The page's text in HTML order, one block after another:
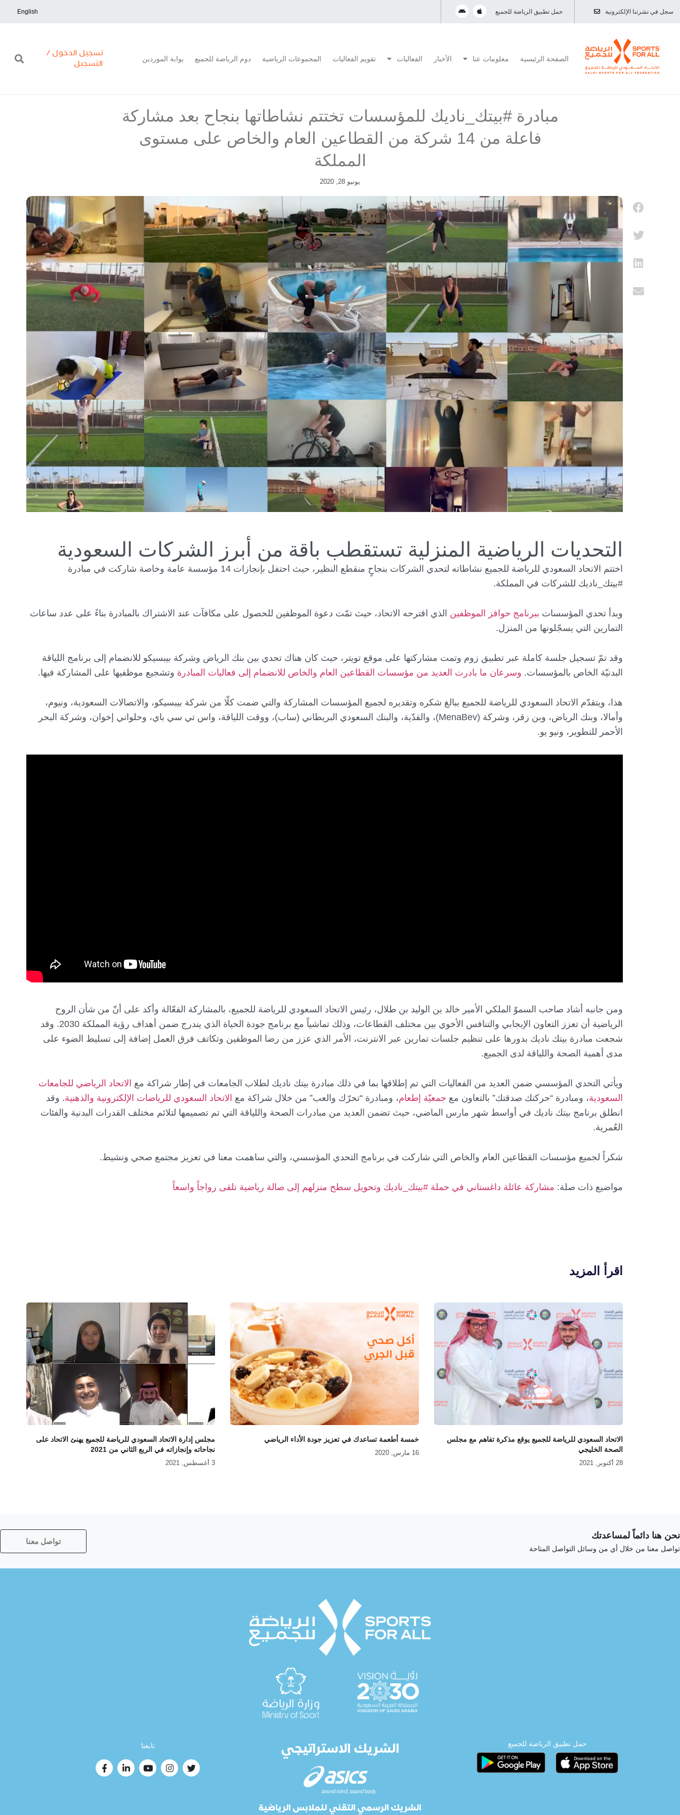
سجل في نشرتنا الإلكترونية حمل تطبيق الرياضة للجميع English
الصفحة الرئيسية معلومات عنا الأخبار الفعاليات تقويم الفعاليات المجموعات الرياضية دوم الرياضة للجميع بوابة الموردين
تسجيل الدخول /
التسجيل
مبادرة #بيتك_ناديك للمؤسسات تختتم نشاطاتها بنجاح بعد مشاركة
فاعلة من 14 شركة من القطاعين العام والخاص على مستوى
المملكة
يونيو 28, 2020
التحديات الرياضية المنزلية تستقطب باقة من أبرز الشركات السعودية
اختتم الاتحاد السعودي للرياضة للجميع نشاطاته لتحدي الشركات بنجاحٍ منقطع النظير، حيث احتفل بإنجازات 14 مؤسسة عامة وخاصة شاركت في مبادرة
#بيتك_ناديك للشركات في المملكة.
وبدأ تحدي المؤسسات ببرنامج حوافز الموظفين الذي اقترحه الاتحاد، حيث تمّت دعوة الموظفين للحصول على مكافآت عند الاشتراك بالمبادرة بناءً على عدد ساعات
التمارين التي يسجّلونها من المنزل.
وقد تمّ تسجيل جلسة كاملة عبر تطبيق زوم وتمت مشاركتها على موقع تويتر، حيث كان هناك تحدي بين بنك الرياض وشركة بيبسيكو للانضمام إلى برنامج اللياقة
البدنيّة الخاص بالمؤسسات. وسرعان ما بادرت العديد من مؤسسات القطاعين العام والخاص للانضمام إلى فعاليات المبادرة وتشجيع موظفيها على المشاركة فيها.
هذا، ويتقدّم الاتحاد السعودي للرياضة للجميع ببالغ شكره وتقديره لجميع المؤسسات المشاركة والتي ضمت كلّا من شركة بيبسيكو، والاتصالات السعودية، ونيوم،
وأمالا، وبنك الرياض، وبن زقر، وشركة (MenaBev)، والقدّية، والبنك السعودي البريطاني (ساب)، ووقت اللياقة، واس تي سي باي، وحلواني إخوان، وشركة البحر
الأحمر للتطوير، ونيو يو.
ومن جانبه أشاد صاحب السموّ الملكي الأمير خالد بن الوليد بن طلال، رئيس الاتحاد السعودي للرياضة للجميع، بالمشاركة الفعّالة وأكد على أنّ من شأن الروح
الرياضية أن تعزز التعاون الإيجابي والتنافس الأخوي بين مختلف القطاعات، وذلك تماشياً مع برنامج جودة الحياة الذي يندرج ضمن أهداف رؤية المملكة 2030. وقد
شجعت مبادرة بيتك ناديك بدورها على تنظيم جلسات تمارين عبر الانترنت، الأمر الذي عزز من رضا الموظفين وتكاتف فرق العمل إضافة إلى تسليط الضوء على
مدى أهمية الصحة واللياقة لدى الجميع.
ويأتي التحدي المؤسسي ضمن العديد من الفعاليات التي تم إطلاقها بما في ذلك مبادرة بيتك ناديك لطلاب الجامعات في إطار شراكة مع الاتحاد الرياضي للجامعات
السعودية، ومبادرة “حركتك صدقتك” بالتعاون مع جمعيّة إطعام، ومبادرة “تحرّك والعب” من خلال شراكة مع الاتحاد السعودي للرياضات الإلكترونية والذهنية. وقد
انطلق برنامج بيتك ناديك في أواسط شهر مارس الماضي، حيث تضمن العديد من مبادرات الصحة واللياقة التي تم تصميمها لتلائم مختلف القدرات البدنية والفئات
العُمرية.
شكراً لجميع مؤسسات القطاعين العام والخاص التي شاركت في برنامج التحدي المؤسسي، والتي ساهمت معنا في تعزيز مجتمع صحي ونشيط.
مواضيع ذات صلة: مشاركة عائلة داغستاني في حملة #بيتك_ناديك وتحويل سطح منزلهم إلى صالة رياضية تلقى رواجاً واسعاً
اقرأ المزيد
الاتحاد السعودي للرياضة للجميع يوقع مذكرة تفاهم مع مجلس
الصحة الخليجي
28 أكتوبر, 2021
خمسة أطعمة تساعدك في تعزيز جودة الأداء الرياضي
16 مارس, 2020
مجلس إدارة الاتحاد السعودي للرياضة للجميع يهنئ الاتحاد على
نجاحاته وإنجازاته في الربع الثاني من 2021
3 أغسطس, 2021
نحن هنا دائماً لمساعدتك
تواصل معنا من خلال أي من وسائل التواصل المتاحة
تواصل معنا
حمل تطبيق الرياضة للجميع الشريك الاستراتيجي
الشريك الرسمي التقني للملابس الرياضية
تابعنا